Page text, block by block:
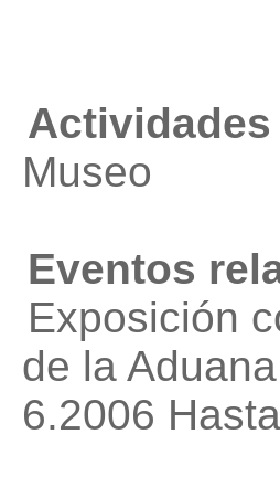
Actividades
Museo
Eventos
Exposición
de la
6.2006